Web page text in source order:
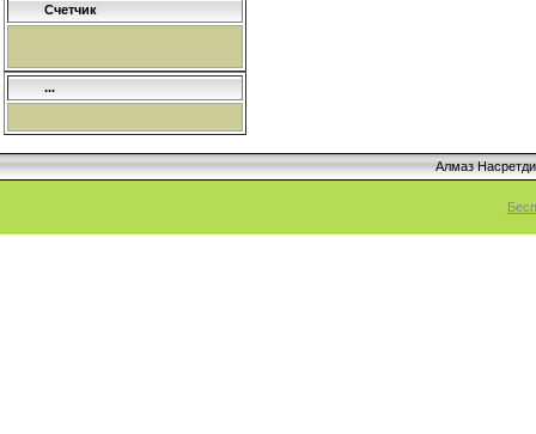
Счетчик
...
Алмаз